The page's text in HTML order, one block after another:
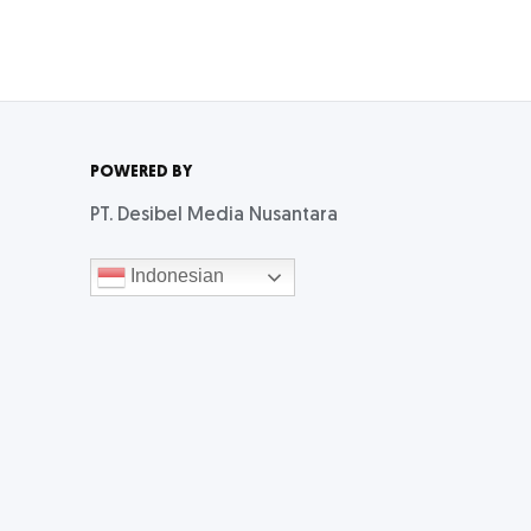
POWERED BY
PT. Desibel Media Nusantara
Indonesian